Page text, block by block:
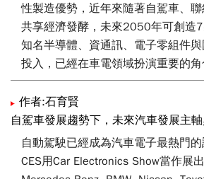
性製造優勢，近年來隨著自駕車、
共享經濟發酵，未來2050年可創造
知名半導體、資通訊、電子零組件
投入，已經在車電領域扮演重要的
產業政策希望經濟部推動無人載具
合產業上下游發展以自動駕駛接駁車
艦隊應用規劃，將加速台灣汽車電子
車輛和零組件產業往下一個重要里
作者:石育賢
自駕車發展趨勢下，未來汽車發展主
自動駕駛已經成為汽車電子最熱門
CES用Car Electronics Show當作展